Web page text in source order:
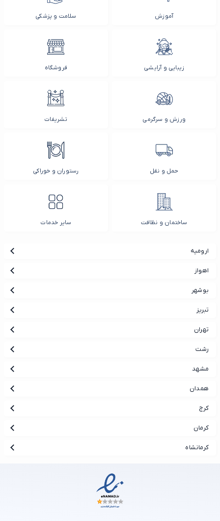
آموزش سلامت و پزشکی
زیبایی و آرایشی فروشگاه
ورزش و سرگرمی تشریفات
حمل و نقل رستوران و خوراکی
ساختمان و نظافت سایر خدمات
ارومیه
اهواز
بوشهر
تبریز
تهران
رشت
مشهد
همدان
کرج
کرمان
کرمانشاه